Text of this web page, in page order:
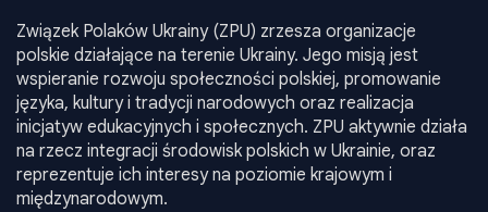
Związek Polaków Ukrainy (ZPU) zrzesza organizacje
polskie działające na terenie Ukrainy. Jego misją jest
wspieranie rozwoju społeczności polskiej, promowanie
języka, kultury i tradycji narodowych oraz realizacja
inicjatyw edukacyjnych i społecznych. ZPU aktywnie działa
na rzecz integracji środowisk polskich w Ukrainie, oraz
reprezentuje ich interesy na poziomie krajowym i
międzynarodowym.